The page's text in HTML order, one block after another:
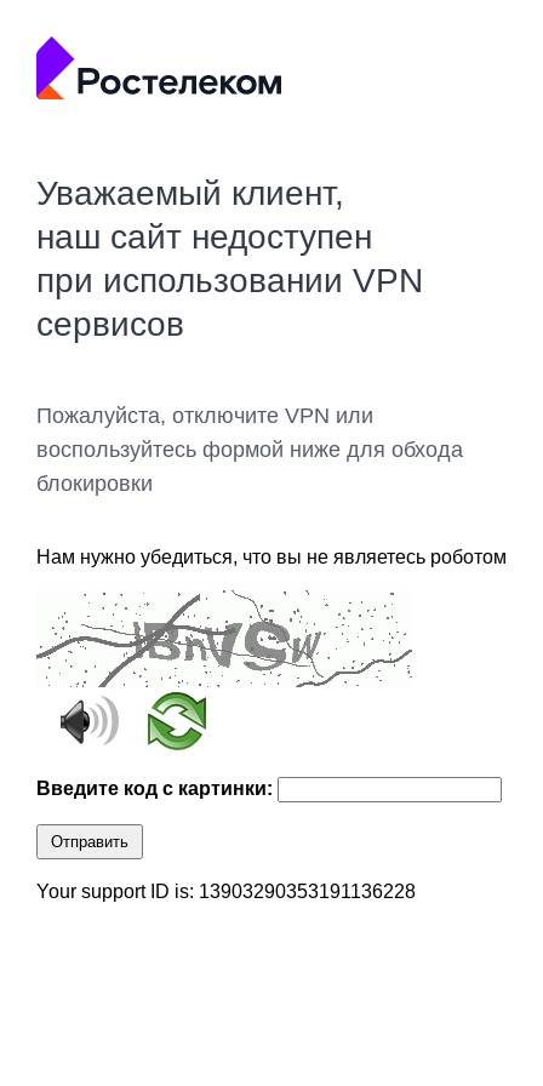
Уважаемый клиент,
наш сайт недоступен
при использовании VPN
сервисов
Пожалуйста, отключите VPN или
воспользуйтесь формой ниже для обхода
блокировки
Нам нужно убедиться, что вы не являетесь роботом
Введите код с картинки:
Отправить
Your support ID is: 13903290353191136228